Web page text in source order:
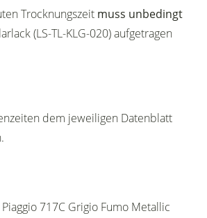
Trocknungszeit muss unbedingt
(LS-TL-KLG-020) aufgetragen
dem jeweiligen Datenblatt
717C Grigio Fumo Metallic